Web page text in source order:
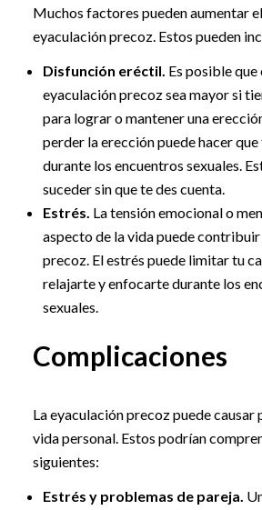
Muchos factores pueden aumentar
eyaculación precoz. Estos pueden
Disfunción eréctil. Es posible
eyaculación precoz sea mayor si
para lograr o mantener una
perder la erección puede hacer que
durante los encuentros sexuales.
suceder sin que te des cuenta.
Estrés. La tensión emocional o
aspecto de la vida puede
precoz. El estrés puede limitar tu
relajarte y enfocarte durante los
sexuales.
Complicaciones
La eyaculación precoz puede causar
vida personal. Estos podrían
siguientes:
Estrés y problemas de pareja.